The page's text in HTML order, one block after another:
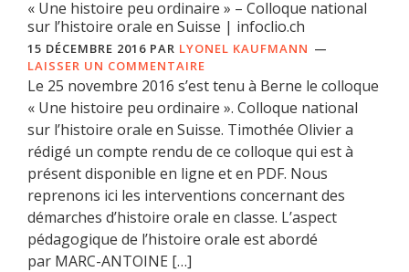
« Une histoire peu ordinaire » – Colloque national
sur l’histoire orale en Suisse | infoclio.ch
15 DÉCEMBRE 2016 PAR LYONEL KAUFMANN
LAISSER UN COMMENTAIRE
Le 25 novembre 2016 s’est tenu à Berne le colloque
« Une histoire peu ordinaire ». Colloque national
sur l’histoire orale en Suisse. Timothée Olivier a
rédigé un compte rendu de ce colloque qui est à
présent disponible en ligne et en PDF. Nous
reprenons ici les interventions concernant des
démarches d’histoire orale en classe. L’aspect
pédagogique de l’histoire orale est abordé
par MARC-ANTOINE […]